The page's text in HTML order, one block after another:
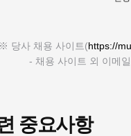
※ 당사 채용 사이트(https://
- 채용 사이트 외 이메
중요사항